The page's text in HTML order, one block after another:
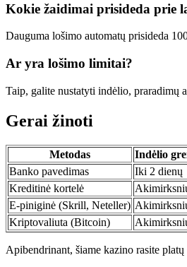
Kokie žaidimai prisideda prie
Dauguma lošimo automatų prisideda
Ar yra lošimo limitai?
Taip, galite nustatyti indėlio, praradimų
Gerai žinoti
Metodas Indėlio
Banko pavedimas
Iki 2 dienų
Kreditinė kortelė
E-piniginė (Skrill, Neteller)
Kriptovaliuta (Bitcoin)
Apibendrinant, šiame kazino rasite